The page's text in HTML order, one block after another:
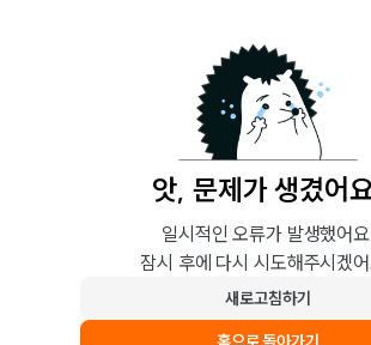
앗, 문제가 생겼어
일시적인 오류가 발생했어요.
잠시 후에 다시 시도해주시겠
새로고침하기